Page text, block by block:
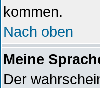
kommen.
Nach oben
Meine
Der